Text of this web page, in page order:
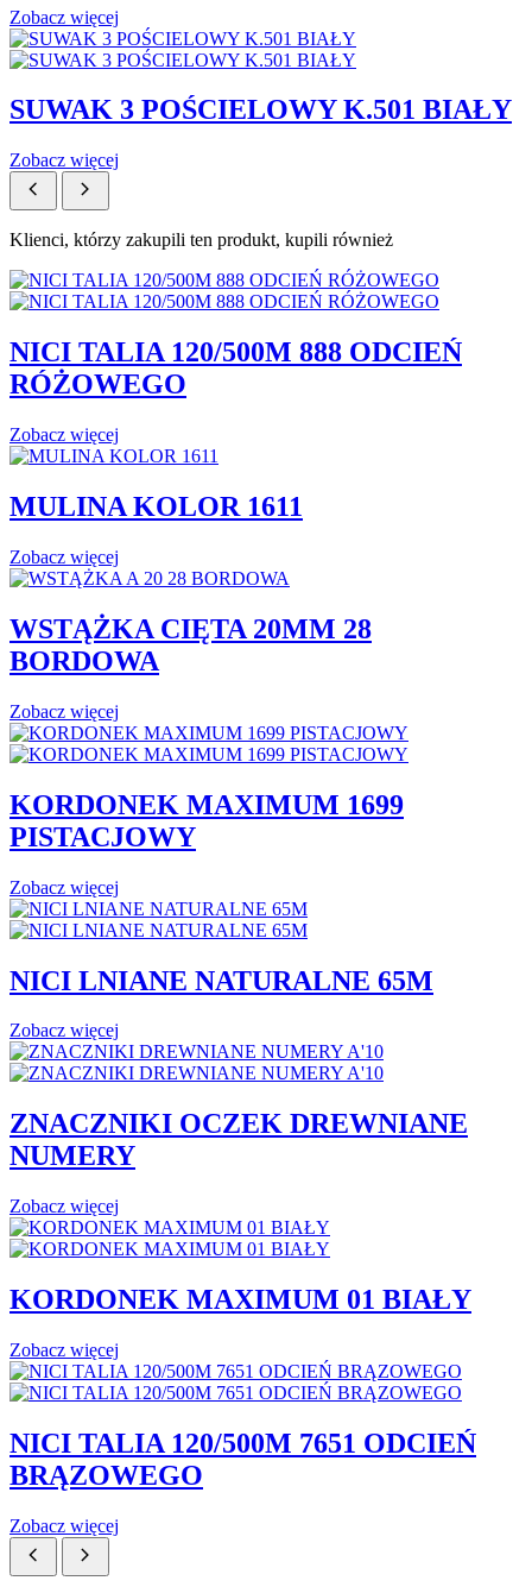
Zobacz więcej
SUWAK 3 POŚCIELOWY K.501 BIAŁY
Zobacz więcej
Klienci, którzy zakupili ten produkt, kupili również
NICI TALIA 120/500M 888 ODCIEŃ
RÓŻOWEGO
Zobacz więcej
MULINA KOLOR 1611
Zobacz więcej
WSTĄŻKA CIĘTA 20MM 28
BORDOWA
Zobacz więcej
KORDONEK MAXIMUM 1699
PISTACJOWY
Zobacz więcej
NICI LNIANE NATURALNE 65M
Zobacz więcej
ZNACZNIKI OCZEK DREWNIANE
NUMERY
Zobacz więcej
KORDONEK MAXIMUM 01 BIAŁY
Zobacz więcej
NICI TALIA 120/500M 7651 ODCIEŃ
BRĄZOWEGO
Zobacz więcej